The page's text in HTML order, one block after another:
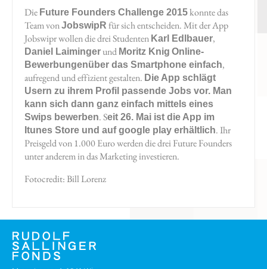
Die Future Founders Challenge 2015konnte das
Team vonJobswipR für sich entscheiden. Mit der App
Jobswipr wollen die drei Studenten Karl Edlbauer,
Daniel Laiminger und Moritz Knig Online-
Bewerbungenüber das Smartphone einfach,
aufregend und effizient gestalten. Die App schlägt
Usern zu ihrem Profil passende Jobs vor. Man
kann sich dann ganz einfach mittels eines
Swips bewerben. Seit 26. Mai ist die App im
Itunes Store und auf google play erhältlich. Ihr
Preisgeld von 1.000 Euro werden die drei Future Founders
unter anderem in das Marketing investieren.
Fotocredit: Bill Lorenz